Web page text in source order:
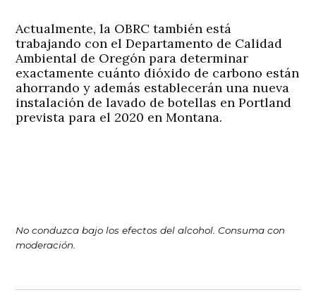
Actualmente, la OBRC también está
trabajando con el Departamento de Calidad
Ambiental de Oregón para determinar
exactamente cuánto dióxido de carbono están
ahorrando y además establecerán una nueva
instalación de lavado de botellas en Portland
prevista para el 2020 en Montana.
No conduzca bajo los efectos del alcohol. Consuma con
moderación.